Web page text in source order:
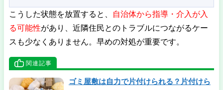
こうした状態を放置すると、
自治体から指導・介入が入
る可能性があり、近隣住民とのトラブルにつながるケー
スも少なくありません。早めの対処が重要です。
関連記事
ゴミ屋敷は自力で片付けられる？片付けら